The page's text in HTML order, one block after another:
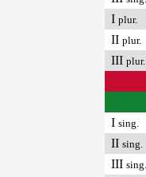
I plur.
II plur.
III plur.
I sing.
II sing.
III sing.